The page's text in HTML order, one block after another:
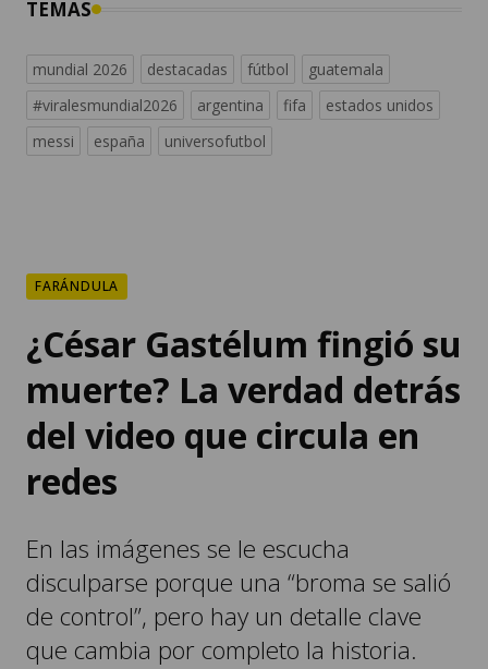
TEMAS
mundial 2026 destacadas fútbol
guatemala
#viralesmundial2026
argentina fifa
estados unidos
messi
españa universofutbol
FARÁNDULA
¿César Gastélum fingió su
muerte? La verdad detrás
del video que circula en
redes
En las imágenes se le escucha
disculparse porque una “broma se salió
de control”, pero hay un detalle clave
que cambia por completo la historia.